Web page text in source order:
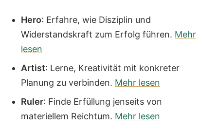
Hero: Erfahre, wie Disziplin und
Widerstandskraft zum Erfolg führen. Mehr
lesen
Artist: Lerne, Kreativität mit konkreter
Planung zu verbinden. Mehr lesen
Ruler: Finde Erfüllung jenseits von
materiellem Reichtum. Mehr lesen